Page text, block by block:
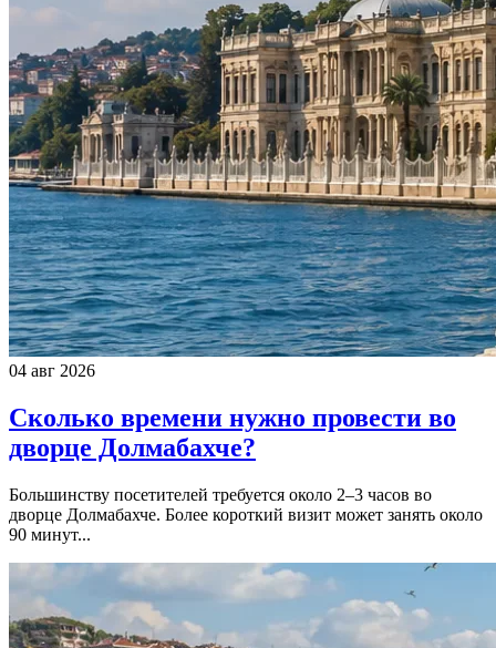
04 авг 2026
Сколько времени нужно провести во
дворце Долмабахче?
Большинству посетителей требуется около 2–3 часов во
дворце Долмабахче. Более короткий визит может занять около
90 минут...